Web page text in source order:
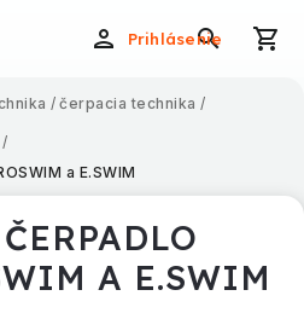
Prihlásenie
/ čerpacia technika /
/
a E.SWIM
A E.SWIM